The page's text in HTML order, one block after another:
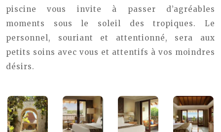
piscine vous invite à passer d’agréables
moments sous le soleil des tropiques. Le
personnel, souriant et attentionné, sera aux
petits soins avec vous et attentifs à vos moindres
désirs.